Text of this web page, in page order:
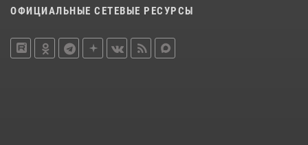
ОФИЦИАЛЬНЫЕ СЕТЕВЫЕ РЕСУРСЫ